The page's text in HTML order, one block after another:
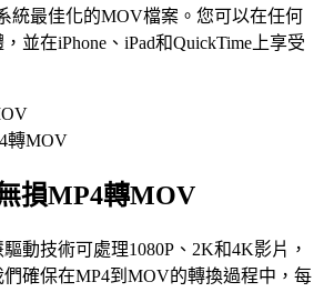
統最佳化的MOV檔案。您可以在任何
並在iPhone、iPad和QuickTime上享受
損MP4轉MOV
動技術可處理1080P、2K和4K影片，
確保在MP4到MOV的轉換過程中，每